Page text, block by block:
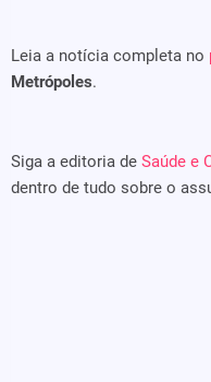
Leia a notícia completa no
Metrópoles.
Siga a editoria de Saúde e
dentro de tudo sobre o